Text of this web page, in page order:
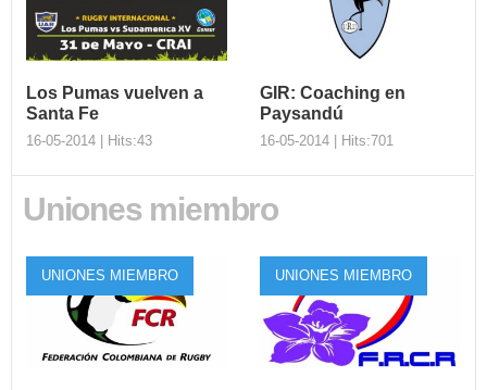
Los Pumas vuelven a
Santa Fe
16-05-2014 | Hits:43
vuelven a Santa Fe
de Santa Fe Producciones,
Los Pumas volverán a pres...
GIR: Coaching en
Paysandú
16-05-2014 | Hits:701
Paysandú
tendrá una nueva instancia el
fin de semana en Pay...
Uniones miembro
UNIONES MIEMBRO UNIONES MIEMBRO